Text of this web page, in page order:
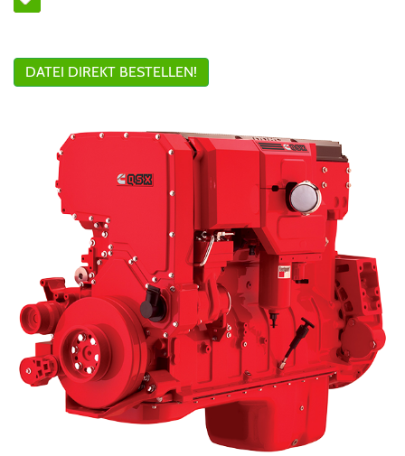
DATEI DIREKT BESTELLEN!